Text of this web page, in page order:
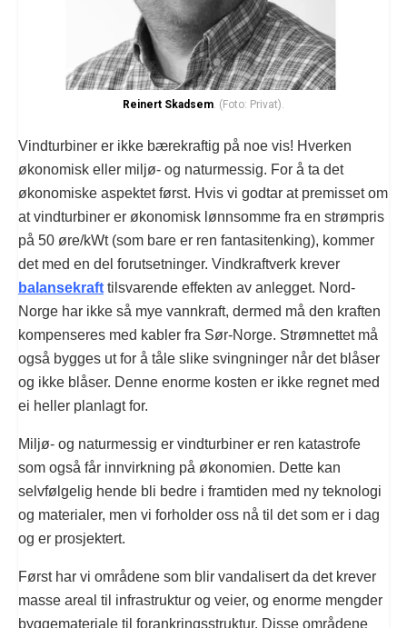
Reinert Skadsem . (Foto: Privat).
Vindturbiner er ikke bærekraftig på noe vis! Hverken
økonomisk eller miljø- og naturmessig. For å ta det
økonomiske aspektet først. Hvis vi godtar at premisset om
at vindturbiner er økonomisk lønnsomme fra en strømpris
på 50 øre/kWt (som bare er ren fantasitenking), kommer
det med en del forutsetninger. Vindkraftverk krever
balansekraft tilsvarende effekten av anlegget. Nord-
Norge har ikke så mye vannkraft, dermed må den kraften
kompenseres med kabler fra Sør-Norge. Strømnettet må
også bygges ut for å tåle slike svingninger når det blåser
og ikke blåser. Denne enorme kosten er ikke regnet med
ei heller planlagt for.
Miljø- og naturmessig er vindturbiner er ren katastrofe
som også får innvirkning på økonomien. Dette kan
selvfølgelig hende bli bedre i framtiden med ny teknologi
og materialer, men vi forholder oss nå til det som er i dag
og er prosjektert.
Først har vi områdene som blir vandalisert da det krever
masse areal til infrastruktur og veier, og enorme mengder
byggemateriale til forankringsstruktur. Disse områdene